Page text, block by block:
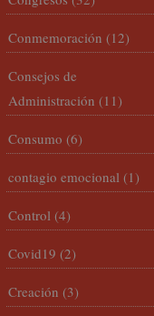
Conmemoración (12)
Consejos de
Administración (11)
Consumo (6)
contagio emocional (1)
Control (4)
Covid19 (2)
Creación (3)